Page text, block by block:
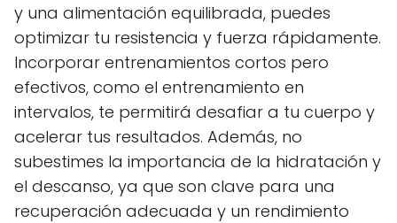
y una alimentación equilibrada, puedes
optimizar tu resistencia y fuerza rápidamente.
Incorporar entrenamientos cortos pero
efectivos, como el entrenamiento en
intervalos, te permitirá desafiar a tu cuerpo y
acelerar tus resultados. Además, no
subestimes la importancia de la hidratación y
el descanso, ya que son clave para una
recuperación adecuada y un rendimiento